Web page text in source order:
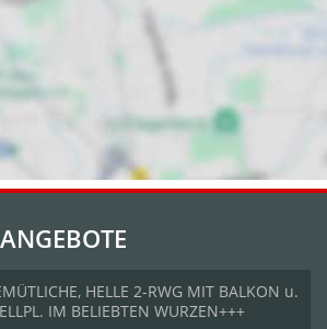
HELLE 2-RWG MIT BALKON u.
IM BELIEBTEN WURZEN+++